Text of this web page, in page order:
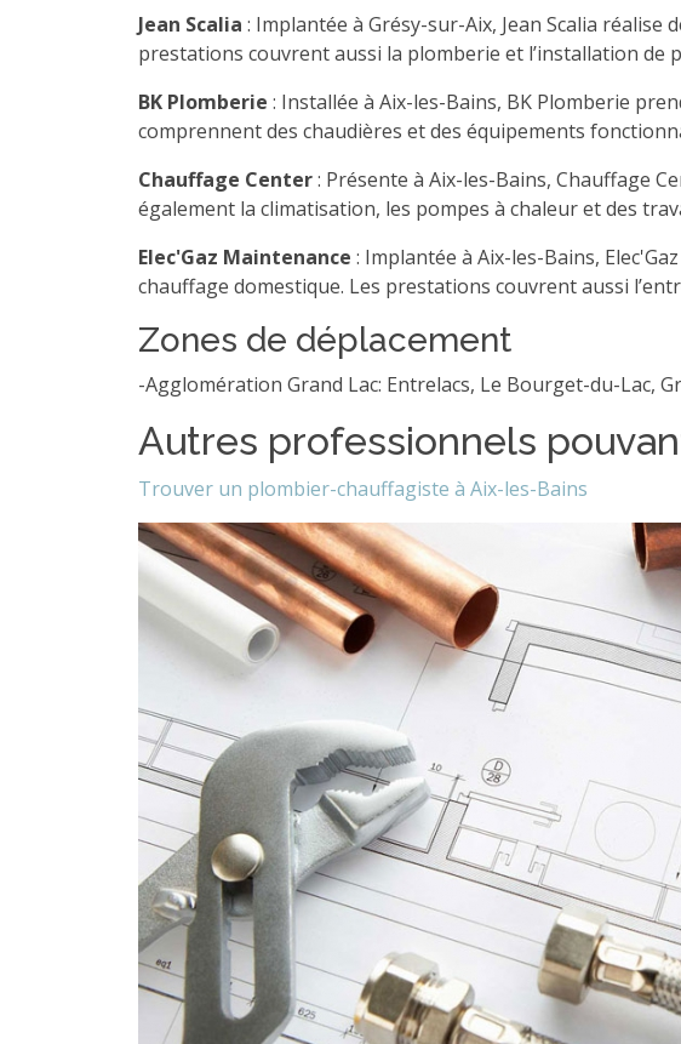
Jean Scalia : Implantée à Grésy-sur-Aix, Jean Scalia
prestations couvrent aussi la plomberie et l’installation de
BK Plomberie : Installée à Aix-les-Bains, BK Plomberie
comprennent des chaudières et des équipements
Chauffage Center: Présente à Aix-les-Bains, Chauffage
également la climatisation, les pompes à chaleur et des
Elec'Gaz Maintenance : Implantée à Aix-les-Bains,
chauffage domestique. Les prestations couvrent aussi
Zones de déplacement
-Agglomération Grand Lac: Entrelacs, Le Bourget-du-Lac,
Autres professionnels
Trouver un plombier-chauffagiste à Aix-les-Bains